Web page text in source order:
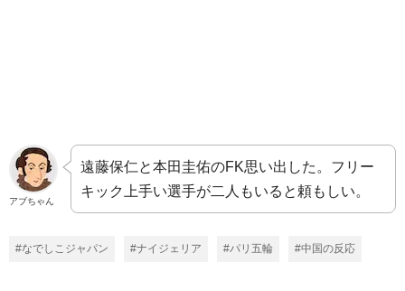
アブちゃん
遠藤保仁と本田圭佑のFK思い出した。フリー
キック上手い選手が二人もいると頼もしい。
#なでしこジャパン #ナイジェリア #パリ五輪 #中国の反応